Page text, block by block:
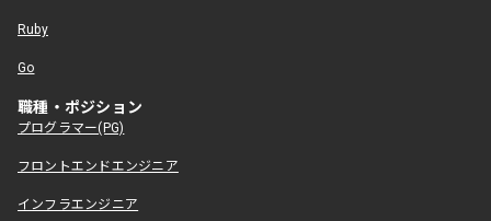
Ruby
Go
職種・ポジション
プログラマー(PG)
フロントエンドエンジニア
インフラエンジニア